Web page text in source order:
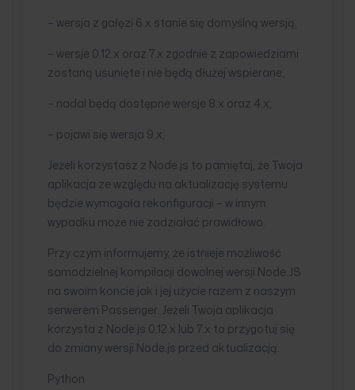
– wersja z gałęzi 6.x stanie się domyślną wersją;
– wersje 0.12.x oraz 7.x zgodnie z zapowiedziami
zostaną usunięte i nie będą dłużej wspierane;
– nadal będą dostępne wersje 8.x oraz 4.x;
– pojawi się wersja 9.x;
Jeżeli korzystasz z Node.js to pamiętaj, że Twoja
aplikacja ze względu na aktualizację systemu
będzie wymagała rekonfiguracji – w innym
wypadku może nie zadziałać prawidłowo.
Przy czym informujemy, że istnieje możliwość
samodzielnej kompilacji dowolnej wersji Node.JS
na swoim koncie jak i jej użycie razem z naszym
serwerem Passenger. Jeżeli Twoja aplikacja
korzysta z Node.js 0.12.x lub 7.x to przygotuj się
do zmiany wersji Node.js przed aktualizacją.
Python